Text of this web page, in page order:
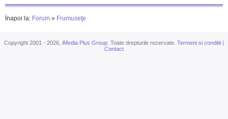
Înapoi la: Forum » Frumuseţe
Copyright 2001 - 2026, iMedia Plus Group . Toate drepturile rezervate. Termeni si conditii |
Contact